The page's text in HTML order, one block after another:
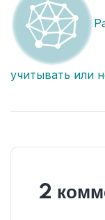
учитывать или
2